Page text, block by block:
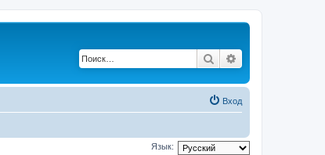
Поиск
Вход
Язык: